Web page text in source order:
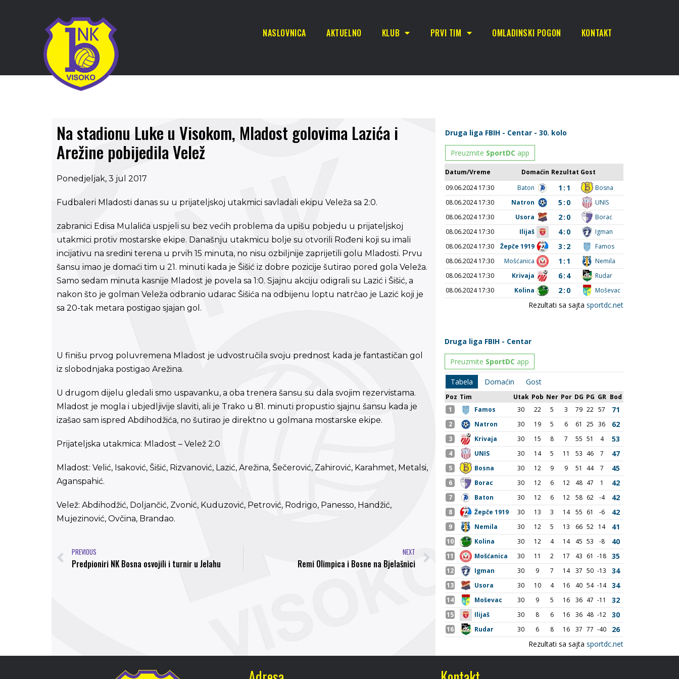
NASLOVNICA AKTUELNO KLUB PRVI TIM OMLADINSKI POGON KONTAKT
Na stadionu Luke u Visokom, Mladost golovima Lazića i
Arežine pobijedila Velež
Ponedjeljak, 3 jul 2017
Fudbaleri Mladosti danas su u prijateljskoj utakmici savladali ekipu Veleža sa 2:0.
zabranici Edisa Mulalića uspjeli su bez većih problema da upišu pobjedu u prijateljskoj
utakmici protiv mostarske ekipe. Današnju utakmicu bolje su otvorili Rođeni koji su imali
incijativu na sredini terena u prvih 15 minuta, no nisu ozbiljnije zaprijetili golu Mladosti. Prvu
šansu imao je domaći tim u 21. minuti kada je Šišić iz dobre pozicije šutirao pored gola Veleža.
Samo sedam minuta kasnije Mladost je povela sa 1:0. Sjajnu akciju odigrali su Lazić i Šišić, a
nakon što je golman Veleža odbranio udarac Šišića na odbijenu loptu natrčao je Lazić koji je
sa 20-tak metara postigao sjajan gol.
U finišu prvog poluvremena Mladost je udvostručila svoju prednost kada je fantastičan gol
iz slobodnjaka postigao Arežina.
U drugom dijelu gledali smo uspavanku, a oba trenera šansu su dala svojim rezervistama.
Mladost je mogla i ubjedljivije slaviti, ali je Trako u 81. minuti propustio sjajnu šansu kada je
izašao sam ispred Abdihodžića, no šutirao je direktno u golmana mostarske ekipe.
Prijateljska utakmica: Mladost – Velež 2:0
Mladost: Velić, Isaković, Šišić, Rizvanović, Lazić, Arežina, Šečerović, Zahirović, Karahmet, Metalsi,
Aganspahić.
Velež: Abdihodžić, Doljančić, Zvonić, Kuduzović, Petrović, Rodrigo, Panesso, Handžić,
Mujezinović, Ovčina, Brandao.
PREVIOUS
Predpioniri NK Bosna osvojili i turnir u Jelahu
NEXT
Remi Olimpica i Bosne na Bjelašnici